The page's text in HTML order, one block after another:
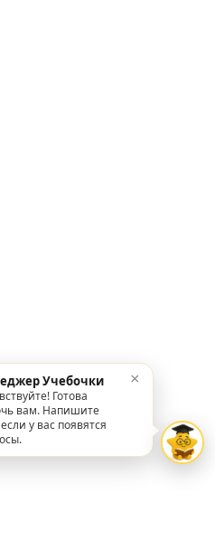
Учебочки
Готова
вам. Напишите
у вас появятся
×